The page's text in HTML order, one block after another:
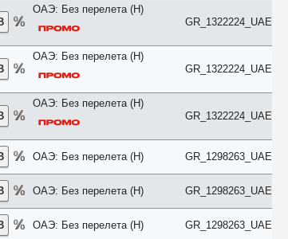
Creek View
Diamond Club
Different
Duplex
Eco
Elegance
Executive
Family
First Floor
Golf
Grand
Ground Floor
ОАЭ: Без перелета (H)
GR_1322224_UAE
ОАЭ: Без перелета (H)
GR_1322224_UAE
ОАЭ: Без перелета (H)
GR_1322224_UAE
ОАЭ: Без перелета (H) GR_1298263_UAE
ОАЭ: Без перелета (H) GR_1298263_UAE
ОАЭ: Без перелета (H) GR_1298263_UAE